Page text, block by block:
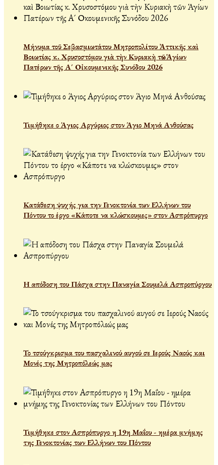
Μήνυμα τοῦ Σεβασμιωτάτου Μητροπολίτου Ἀττικῆς καὶ
Βοιωτίας κ. Χρυσοστόμου γιὰ τὴν Κυριακὴ τῶν Ἁγίων
Πατέρων τῆς Α´ Οἰκουμενικῆς Συνόδου 2026
Τιμήθηκε ο Άγιος Αργύριος στον Άγιο Μηνά Ανθούσας
Κατάθεση ψυχής για την Γενοκτονία των Ελλήνων του
Πόντου το έργο «Κάποτε να κλώσκουμες» στον Ασπρόπυργο
Η απόδοση του Πάσχα στην Παναγία Σουμελά Ασπροπύργου
Το τσούγκρισμα του πασχαλινού αυγού σε Ιερούς Ναούς και
Μονές της Μητροπόλεώς μας
Τιμήθηκε στον Ασπρόπυργο η 19η Μαΐου - ημέρα μνήμης
της Γενοκτονίας των Ελλήνων του Πόντου